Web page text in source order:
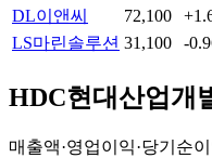
DL이앤씨
72,100
LS마린솔루션 31,100 -
HDC현대산업개
매출액·영업이익·당기순